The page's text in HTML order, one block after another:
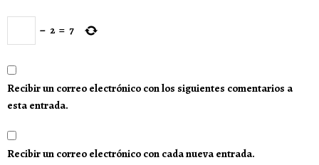
− 2 = 7
Recibir un correo electrónico con los siguientes comentarios a
esta entrada.
Recibir un correo electrónico con cada nueva entrada.